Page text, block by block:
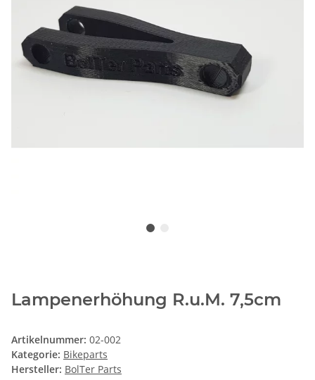
Lampenerhöhung R.u.M. 7,5cm
Artikelnummer: 02-002
Kategorie: Bikeparts
Hersteller: BolTer Parts